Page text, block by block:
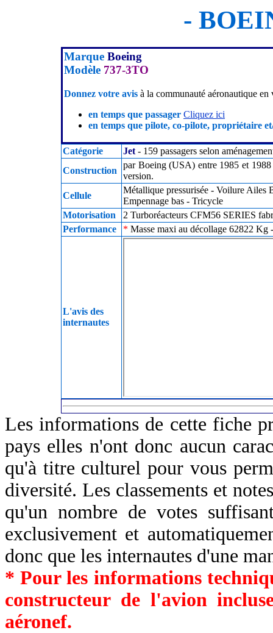
-
Marque Boeing
Modèle 737-3TO
Donnez votre avis à la communauté aéronautique en
en temps que passager Cliquez ici
en temps que pilote, co-pilote, propriétaire
Catégorie Jet - 159 passagers selon
Construction
par Boeing (USA) entre 1985 et 1988
version.
Cellule
Métallique pressurisée - Voilure Ailes
Empennage bas - Tricycle
Motorisation
2 Turboréacteurs CFM56 SERIES
Performance
* Masse maxi au décollage 62822
L'avis des
internautes
Les informations de cette fiche
pays elles n'ont donc aucun
qu'à titre culturel pour vous
diversité. Les classements et
qu'un nombre de votes
exclusivement et
donc que les internautes d'une
* Pour les informations
constructeur de l'avion
aéronef.